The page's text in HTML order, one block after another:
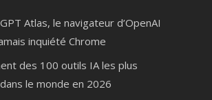
Atlas, le navigateur d’OpenAI
inquiété Chrome
des 100 outils IA les plus
le monde en 2026